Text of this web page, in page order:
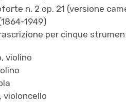
n. 2 op. 21 (versione
1949)
per cinque
violino
violoncello